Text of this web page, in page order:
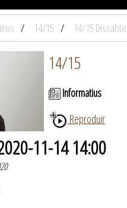
14/15 14/15
14/15
Informatius
Reproduir
11-14 14:00